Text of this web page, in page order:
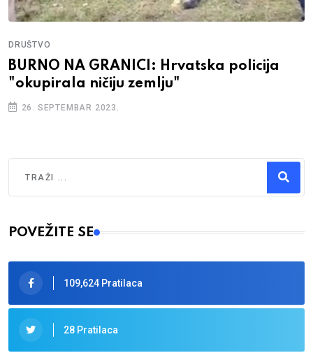
DRUŠTVO
BURNO NA GRANICI: Hrvatska policija
"okupirala ničiju zemlju"
26. SEPTEMBAR 2023.
Type 2 or more characters for results.
POVEŽITE SE
109,624 Pratilaca
28 Pratilaca